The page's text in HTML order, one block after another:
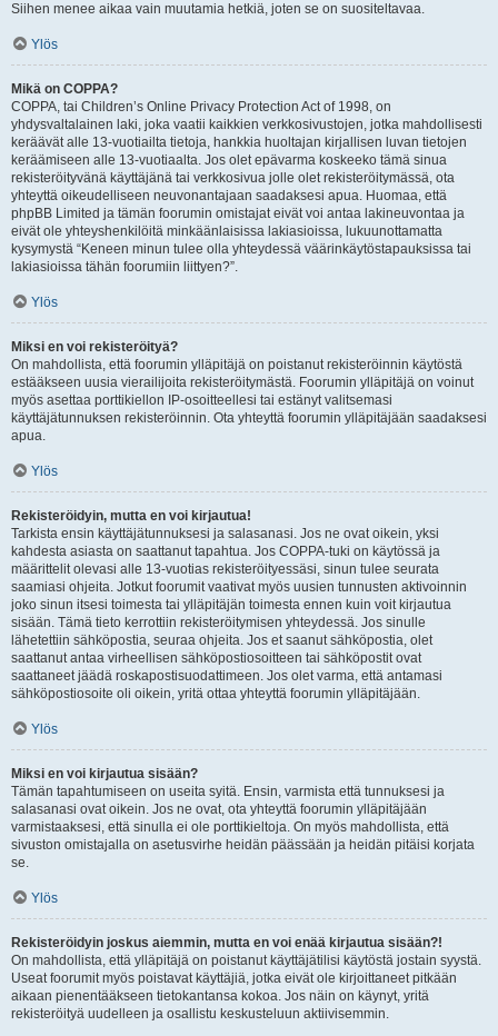
Siihen menee aikaa vain muutamia hetkiä, joten se on suositeltavaa.
Ylös
Mikä on COPPA?
COPPA, tai Children’s Online Privacy Protection Act of 1998, on
yhdysvaltalainen laki, joka vaatii kaikkien verkkosivustojen, jotka mahdollisesti
keräävät alle 13-vuotiailta tietoja, hankkia huoltajan kirjallisen luvan tietojen
keräämiseen alle 13-vuotiaalta. Jos olet epävarma koskeeko tämä sinua
rekisteröityvänä käyttäjänä tai verkkosivua jolle olet rekisteröitymässä, ota
yhteyttä oikeudelliseen neuvonantajaan saadaksesi apua. Huomaa, että
phpBB Limited ja tämän foorumin omistajat eivät voi antaa lakineuvontaa ja
eivät ole yhteyshenkilöitä minkäänlaisissa lakiasioissa, lukuunottamatta
kysymystä “Keneen minun tulee olla yhteydessä väärinkäytöstapauksissa tai
lakiasioissa tähän foorumiin liittyen?”.
Ylös
Miksi en voi rekisteröityä?
On mahdollista, että foorumin ylläpitäjä on poistanut rekisteröinnin käytöstä
estääkseen uusia vierailijoita rekisteröitymästä. Foorumin ylläpitäjä on voinut
myös asettaa porttikiellon IP-osoitteellesi tai estänyt valitsemasi
käyttäjätunnuksen rekisteröinnin. Ota yhteyttä foorumin ylläpitäjään saadaksesi
apua.
Ylös
Rekisteröidyin, mutta en voi kirjautua!
Tarkista ensin käyttäjätunnuksesi ja salasanasi. Jos ne ovat oikein, yksi
kahdesta asiasta on saattanut tapahtua. Jos COPPA-tuki on käytössä ja
määrittelit olevasi alle 13-vuotias rekisteröityessäsi, sinun tulee seurata
saamiasi ohjeita. Jotkut foorumit vaativat myös uusien tunnusten aktivoinnin
joko sinun itsesi toimesta tai ylläpitäjän toimesta ennen kuin voit kirjautua
sisään. Tämä tieto kerrottiin rekisteröitymisen yhteydessä. Jos sinulle
lähetettiin sähköpostia, seuraa ohjeita. Jos et saanut sähköpostia, olet
saattanut antaa virheellisen sähköpostiosoitteen tai sähköpostit ovat
saattaneet jäädä roskapostisuodattimeen. Jos olet varma, että antamasi
sähköpostiosoite oli oikein, yritä ottaa yhteyttä foorumin ylläpitäjään.
Ylös
Miksi en voi kirjautua sisään?
Tämän tapahtumiseen on useita syitä. Ensin, varmista että tunnuksesi ja
salasanasi ovat oikein. Jos ne ovat, ota yhteyttä foorumin ylläpitäjään
varmistaaksesi, että sinulla ei ole porttikieltoja. On myös mahdollista, että
sivuston omistajalla on asetusvirhe heidän päässään ja heidän pitäisi korjata
se.
Ylös
Rekisteröidyin joskus aiemmin, mutta en voi enää kirjautua sisään?!
On mahdollista, että ylläpitäjä on poistanut käyttäjätilisi käytöstä jostain syystä.
Useat foorumit myös poistavat käyttäjiä, jotka eivät ole kirjoittaneet pitkään
aikaan pienentääkseen tietokantansa kokoa. Jos näin on käynyt, yritä
rekisteröityä uudelleen ja osallistu keskusteluun aktiivisemmin.